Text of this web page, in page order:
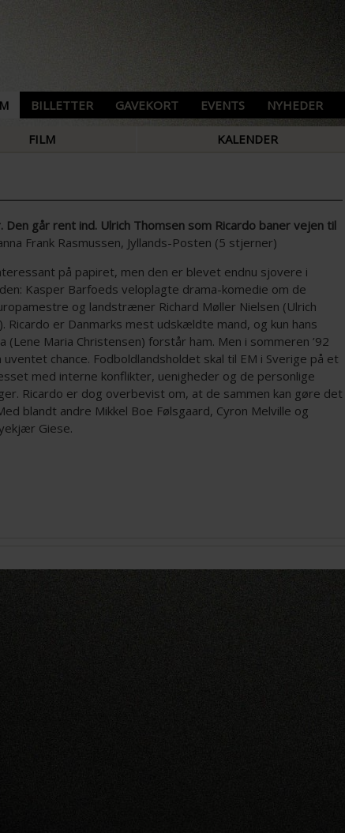
BILLETTER GAVEKORT EVENTS NYHEDER
FILM KALENDER
Den går rent ind. Ulrich Thomsen som Ricardo baner vejen til
Frank Rasmussen, Jyllands-Posten (5 stjerner)
på papiret, men den er blevet endnu sjovere i
Kasper Barfoeds veloplagte drama-komedie om de
og landstræner Richard Møller Nielsen (Ulrich
Ricardo er Danmarks mest udskældte mand, og kun hans
(Lene Maria Christensen) forstår ham. Men i sommeren ’92
uventet chance. Fodboldlandsholdet skal til EM i Sverige på et
med interne konflikter, uenigheder og de personlige
Ricardo er dog overbevist om, at de sammen kan gøre det
blandt andre Mikkel Boe Følsgaard, Cyron Melville og
Giese.